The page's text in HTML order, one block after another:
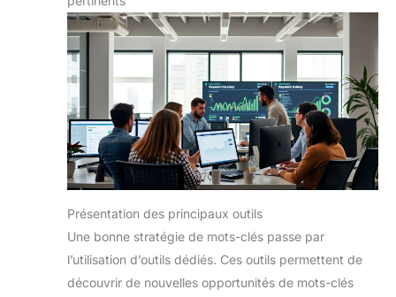
Présentation des principaux outils
Une bonne stratégie de mots-clés passe par
l’utilisation d’outils dédiés. Ces outils permettent de
découvrir de nouvelles opportunités de mots-clés